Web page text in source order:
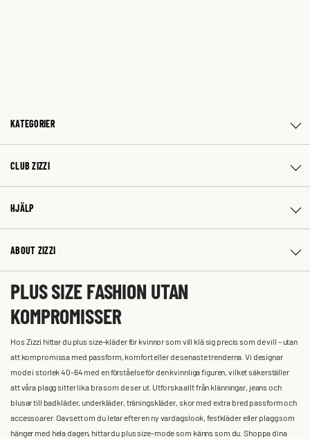
KATEGORIER
CLUB ZIZZI
HJÄLP
ABOUT ZIZZI
PLUS SIZE FASHION UTAN
KOMPROMISSER
Hos Zizzi hittar du plus size-kläder för kvinnor som vill klä sig precis som de vill – utan
att kompromissa med passform, komfort eller de senaste trenderna. Vi designar
mode i storlek 40-64 med en förståelse för den kvinnliga figuren, vilket säkerställer
att våra plagg sitter lika bra som de ser ut. Utforska allt från klänningar, jeans och
blusar till badkläder, underkläder, träningskläder, skor med extra bred passform och
accessoarer. Oavsett om du letar efter en ny vardagslook, festkläder eller plagg som
hänger med hela dagen, hittar du plus size-mode som känns som du. Shoppa dina